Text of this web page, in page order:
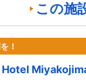
この施
！
Hotel